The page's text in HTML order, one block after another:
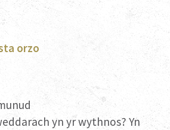
orzo
yn yr wythnos? Yn